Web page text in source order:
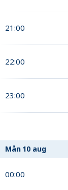
21:00
22:00
23:00
Mån 10 aug
00:00